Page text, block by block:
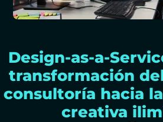
Design-as-a-
transformación
consultoría hacia
creativa